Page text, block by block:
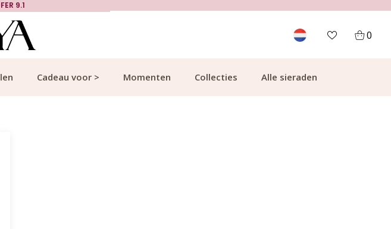
KLANTEN
0
Cadeau voor > Momenten Collecties Alle sieraden